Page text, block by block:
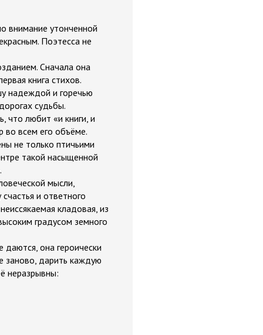
внимание утонченной
Поэтесса не
Сначала она
книга стихов.
надеждой и горечью
судьбы.
что любит «и книги, и
во всем его объёме.
не только птичьими
такой насыщенной
мысли,
и ответного
кладовая, из
градусом земного
она героически
заново, дарить каждую
неразрывны: